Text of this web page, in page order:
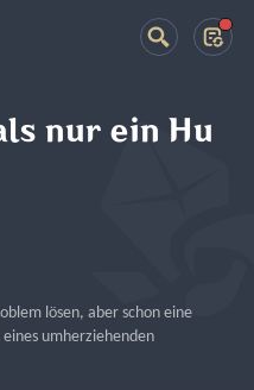
nur ein Hu
lösen, aber schon eine
umherziehenden